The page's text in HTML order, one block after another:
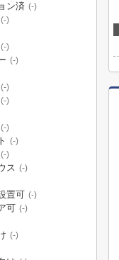
ン済 (-)
(-)
(-)
(-)
(-)
(-)
(-)
(-)
(-)
ス (-)
置可 (-)
可 (-)
(-)